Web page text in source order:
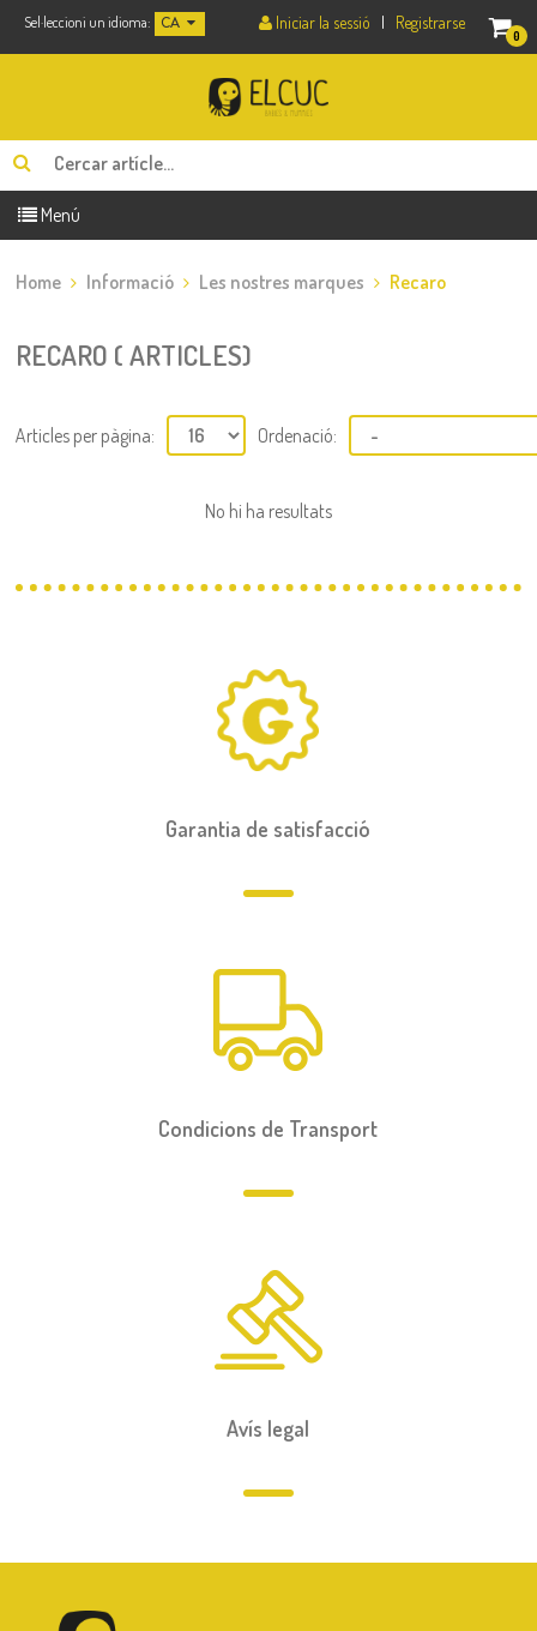
Sel·leccioni un idioma: CA
0
Iniciar la sessió | Registrarse
Menú
Home Informació Les nostres marques Recaro
RECARO ( ARTICLES)
Articles per pàgina: Ordenació:
No hi ha resultats
Garantia de satisfacció
Condicions de Transport
Avís legal